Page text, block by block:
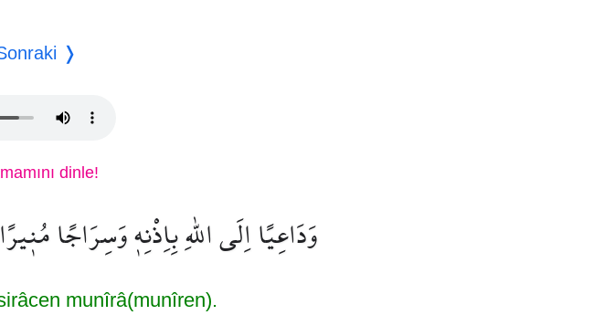
❭
dinle!
وَدَاعِيًا اِلَى اللّٰهِ بِاِذْنِه۪ وَسِرَاجًا مُن۪يرًا
munîrâ(munîren).